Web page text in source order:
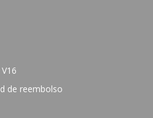
de reembolso